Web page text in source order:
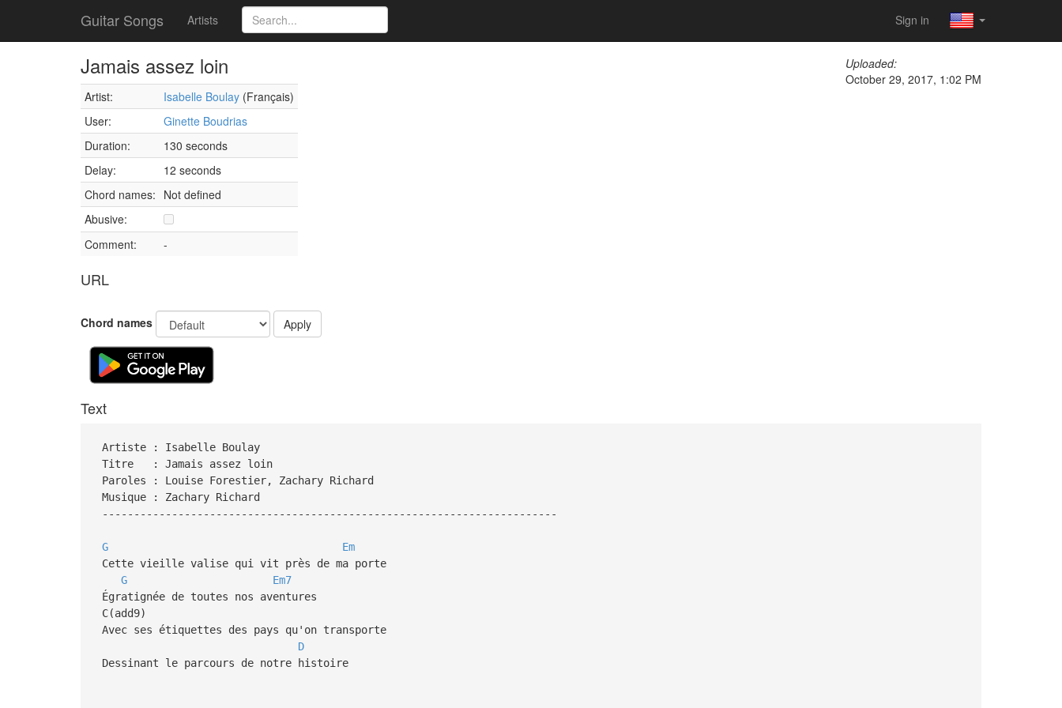
Guitar Songs Artists Sign in
Jamais assez loin
Artist: Isabelle Boulay (Français)
User:
Ginette Boudrias
Duration:
130 seconds
Delay:
12 seconds
Chord names: Not defined
Abusive:
Comment:
-
URL
Uploaded:
October 29, 2017, 1:02 PM
Chord names Apply
Text
Artiste : Isabelle Boulay
Titre : Jamais assez loin
Paroles : Louise Forestier, Zachary Richard
Musique : Zachary Richard
------------------------------------------------------------------------
G
Em
Cette vieille valise qui vit près de ma porte
G
Em7
Égratignée de toutes nos aventures
C(add9)
Avec ses étiquettes des pays qu'on transporte
D
Dessinant le parcours de notre histoire